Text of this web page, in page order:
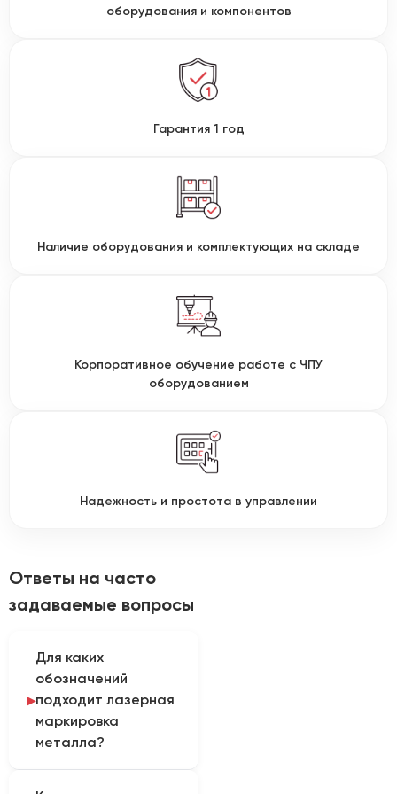
оборудования и компонентов
Гарантия 1 год
Наличие оборудования и комплектующих на складе
Корпоративное обучение работе с ЧПУ
оборудованием
Надежность и простота в управлении
Ответы на часто
задаваемые вопросы
Для каких
обозначений
подходит лазерная
маркировка
металла?